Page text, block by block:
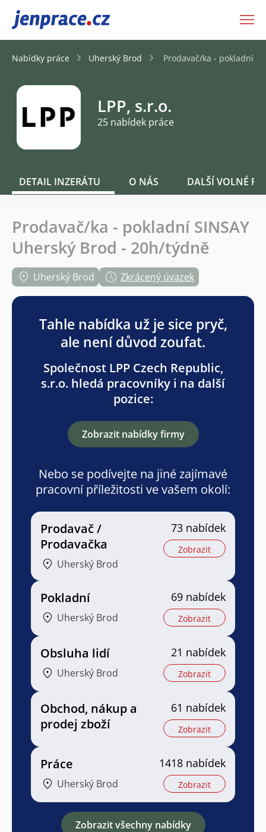
JenPráce.cz
Nabídky práce Uherský Brod Prodavač/ka - pokladní
LPP, s.r.o.
25 nabídek práce
DETAIL INZERÁTU O NÁS DALŠÍ VOLNÉ
Prodavač/ka - pokladní SINSAY
Uherský Brod - 20h/týdně
Uherský Brod Zkrácený úvazek
Tahle nabídka už je sice pryč,
ale není důvod zoufat.
Společnost LPP Czech Republic,
s.r.o. hledá pracovníky i na další
pozice:
Zobrazit nabídky firmy
Nebo se podívejte na jiné zajímavé
pracovní příležitosti ve vašem okolí:
Prodavač /
Prodavačka
Uherský Brod
73 nabídek
Zobrazit
Pokladní
Uherský Brod
69 nabídek
Zobrazit
Obsluha lidí
Uherský Brod
21 nabídek
Zobrazit
Obchod, nákup a
prodej zboží
61 nabídek
Zobrazit
Práce
Uherský Brod
1418 nabídek
Zobrazit
Zobrazit všechny nabídky